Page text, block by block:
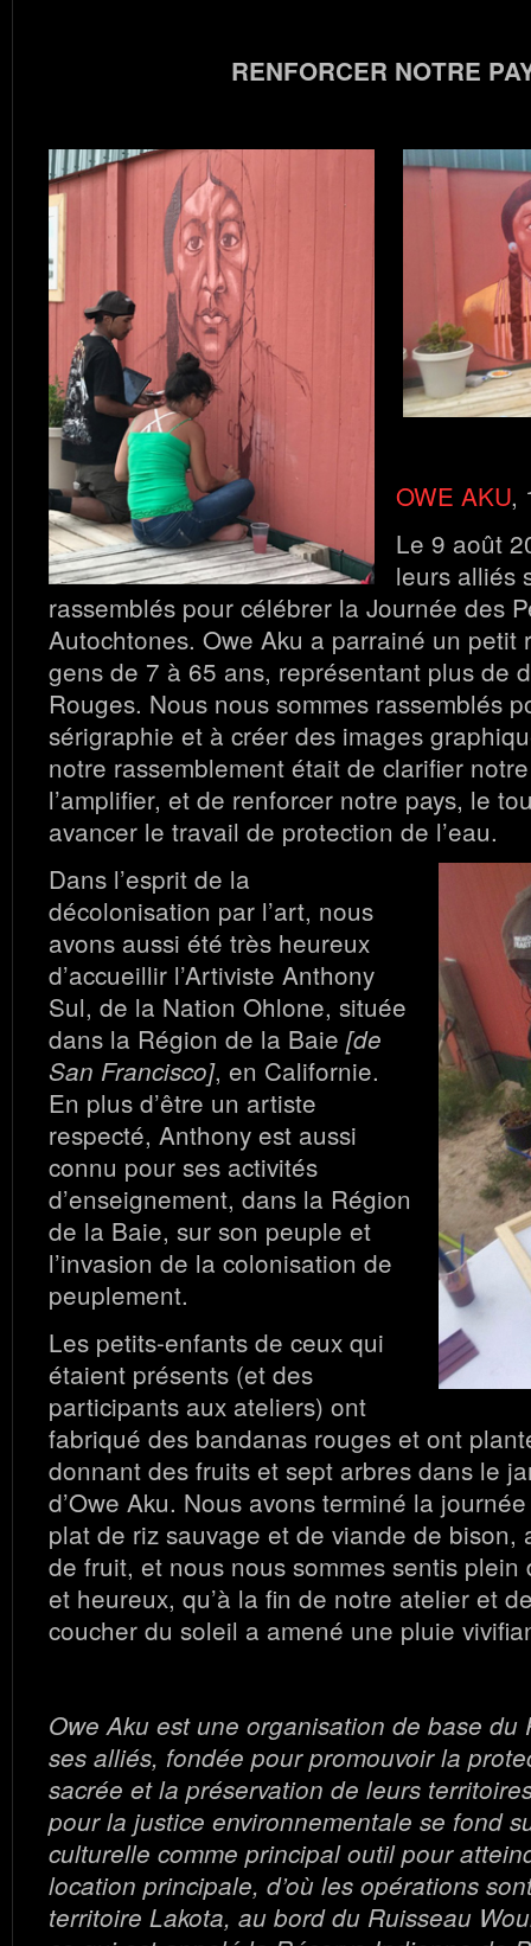
RENFORCER NOTRE
OWE AKU,
Le 9 août
leurs alliés
rassemblés pour célébrer la Journée des
Autochtones. Owe Aku a parrainé un petit
gens de 7 à 65 ans, représentant plus de
Rouges. Nous nous sommes rassemblés
sérigraphie et à créer des images
notre rassemblement était de clarifier
l’amplifier, et de renforcer notre pays, le
avancer le travail de protection de l’eau.
Dans l’esprit de la
décolonisation par l’art, nous
avons aussi été très heureux
d’accueillir l’Artiviste Anthony
Sul, de la Nation Ohlone, située
dans la Région de la Baie [de
San Francisco], en Californie.
En plus d’être un artiste
respecté, Anthony est aussi
connu pour ses activités
d’enseignement, dans la Région
de la Baie, sur son peuple et
l’invasion de la colonisation de
peuplement.
Les petits-enfants de ceux qui
étaient présents (et des
participants aux ateliers) ont
fabriqué des bandanas rouges et ont
donnant des fruits et sept arbres dans le
d’Owe Aku. Nous avons terminé la
plat de riz sauvage et de viande de bison,
de fruit, et nous nous sommes sentis plein
et heureux, qu’à la fin de notre atelier et
coucher du soleil a amené une pluie
Owe Aku est une organisation de base du
ses alliés, fondée pour promouvoir la
sacrée et la préservation de leurs
pour la justice environnementale se fond
culturelle comme principal outil pour
location principale, d’où les opérations
territoire Lakota, au bord du Ruisseau